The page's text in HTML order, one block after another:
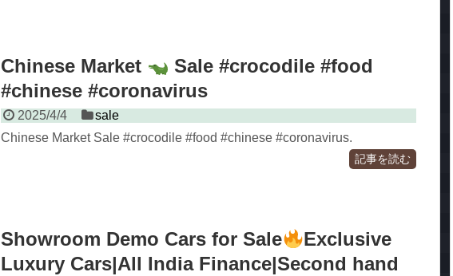
Chinese Market
Sale #crocodile #food
#chinese #coronavirus
2025/4/4
sale
Chinese Market Sale #crocodile #food #chinese #coronavirus.
記事を読む
Showroom Demo Cars for Sale
Exclusive
Luxury Cars|All India Finance|Second hand